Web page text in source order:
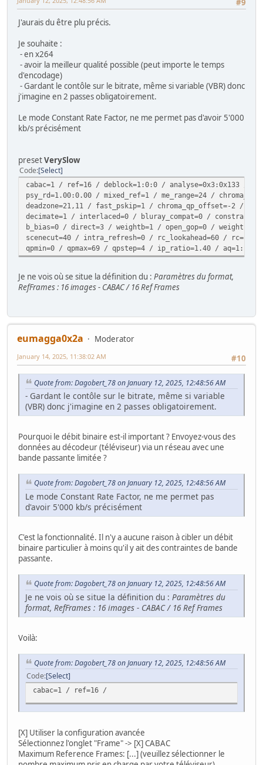
J'aurais du être plu précis.
Je souhaite :
- en x264
- avoir la meilleur qualité possible (peut importe le temps
d'encodage)
- Gardant le contôle sur le bitrate, même si variable (VBR) donc
j'imagine en 2 passes obligatoirement.
Le mode Constant Rate Factor, ne me permet pas d'avoir 5'000
kb/s précisément
presetVerySlow
Code Select
cabac=1 / ref=16 / deblock=1:0:0 / analyse=0x3:0x133 /
psy_rd=1.00:0.00 / mixed_ref=1 / me_range=24 /
deadzone=21,11 / fast_pskip=1 / chroma_qp_offset=-2 /
decimate=1 / interlaced=0 / bluray_compat=0 /
b_bias=0 / direct=3 / weightb=1 / open_gop=0 /
scenecut=40 / intra_refresh=0 / rc_lookahead=60 / rc=crf
qpmin=0 / qpmax=69 / qpstep=4 / ip_ratio=1.40 / aq=1:1.00
Je ne vois où se situe la définition du : Paramètres du format,
RefFrames : 16 images - CABAC / 16 Ref Frames
eumagga0x2a
Moderator
#10
January 14, 2025, 11:38:02 AM
Quote from: Dagobert_78 on January 12, 2025, 12:48:56 AM
- Gardant le contôle sur le bitrate, même si variable
(VBR) donc j'imagine en 2 passes obligatoirement.
Pourquoi le débit binaire est-il important ? Envoyez-vous des
données au décodeur (téléviseur) via un réseau avec une
bande passante limitée ?
Quote from: Dagobert_78 on January 12, 2025, 12:48:56 AM
Le mode Constant Rate Factor, ne me permet pas
d'avoir 5'000 kb/s précisément
C'est la fonctionnalité. Il n'y a aucune raison à cibler un débit
binaire particulier à moins qu'il y ait des contraintes de bande
passante.
Quote from: Dagobert_78 on January 12, 2025, 12:48:56 AM
Je ne vois où se situe la définition du : Paramètres du
format, RefFrames : 16 images - CABAC / 16 Ref Frames
Voilà:
Quote from: Dagobert_78 on January 12, 2025, 12:48:56 AM
Code Select
cabac=1 / ref=16 /
[X] Utiliser la configuration avancée
Sélectionnez l'onglet "Frame" -> [X] CABAC
Maximum Reference Frames: [...] (veuillez sélectionner le